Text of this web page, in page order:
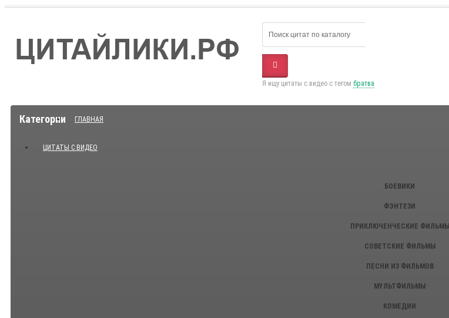
Я ищу цитаты с видео с тегом братва
Категории ГЛАВНАЯ
ЦИТАТЫ С ВИДЕО
БОЕВИКИ
ФЭНТЕЗИ
ПРИКЛЮЧЕНЧЕСКИЕ ФИЛЬМЫ
СОВЕТСКИЕ ФИЛЬМЫ
ПЕСНИ ИЗ ФИЛЬМОВ
МУЛЬТФИЛЬМЫ
КОМЕДИИ